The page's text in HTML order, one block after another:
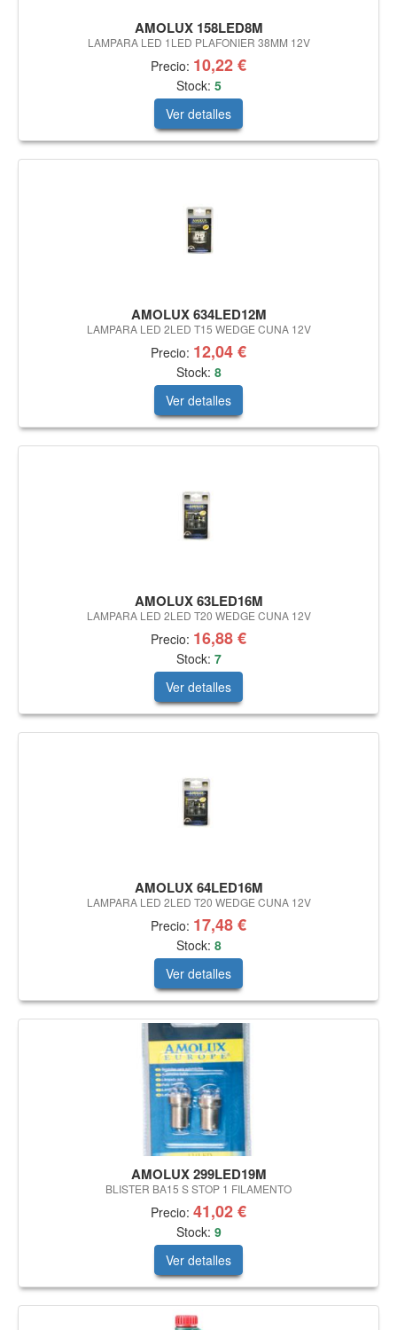
AMOLUX 158LED8M
LAMPARA LED 1LED PLAFONIER 38MM 12V
Precio: 10,22 €
Stock: 5
Ver detalles
AMOLUX 634LED12M
LAMPARA LED 2LED T15 WEDGE CUNA 12V
Precio: 12,04 €
Stock: 8
Ver detalles
AMOLUX 63LED16M
LAMPARA LED 2LED T20 WEDGE CUNA 12V
Precio: 16,88 €
Stock: 7
Ver detalles
AMOLUX 64LED16M
LAMPARA LED 2LED T20 WEDGE CUNA 12V
Precio: 17,48 €
Stock: 8
Ver detalles
AMOLUX 299LED19M
BLISTER BA15 S STOP 1 FILAMENTO
Precio: 41,02 €
Stock: 9
Ver detalles